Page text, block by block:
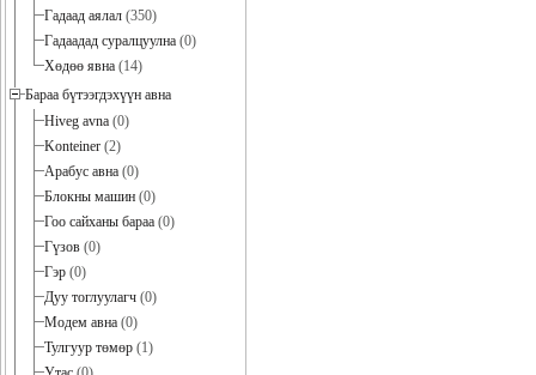
Гадаад аялал (350)
Гадаадад суралцуулна (0)
Хөдөө явна (14)
Бараа бүтээгдэхүүн авна
Hiveg avna (0)
Konteiner (2)
Арабус авна (0)
Блокны машин (0)
Гоо сайханы бараа (0)
Гүзов (0)
Гэр (0)
Дуу тоглуулагч (0)
Модем авна (0)
Тулгуур төмөр (1)